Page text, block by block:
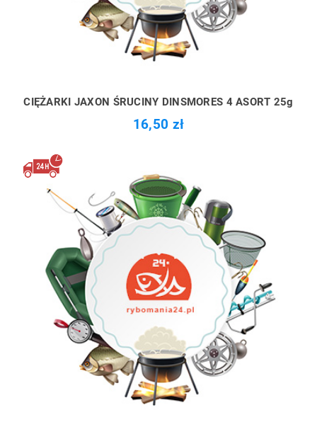
CIĘŻARKI JAXON ŚRUCINY DINSMORES 4 ASORT 25g
16,50 zł